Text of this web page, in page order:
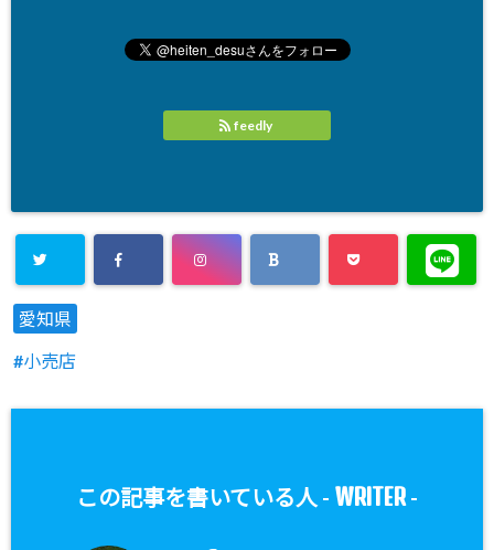
feedly
愛知県
小売店
この記事を書いている人 - WRITER-